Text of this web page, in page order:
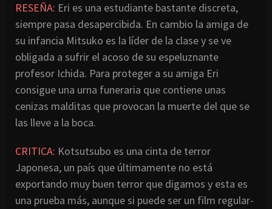
RESEÑA: Eri es una estudiante bastante discreta,
siempre pasa desapercibida. En cambio la amiga de
su infancia Mitsuko es la líder de la clase y se ve
obligada a sufrir el acoso de su espeluznante
profesor Ichida. Para proteger a su amiga Eri
consigue una urna funeraria que contiene unas
cenizas malditas que provocan la muerte del que se
las lleve a la boca.
CRITICA: Kotsutsubo es una cinta de terror
Japonesa, un país que últimamente no está
exportando muy buen terror que digamos y esta es
una prueba más, aunque si puede ser un film regular-